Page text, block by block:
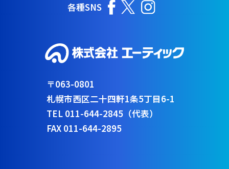
各種SNS
〒063-0801
札幌市西区二十四軒1条5丁目6-1
TEL 011-644-2845（代表）
FAX 011-644-2895